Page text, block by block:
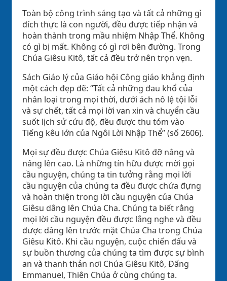
Toàn bộ công trình sáng tạo và tất cả những gì
đích thực là con người, đều được tiếp nhận và
hoàn thành trong mầu nhiệm Nhập Thể. Không
có gì bị mất. Không có gì rơi bên đường. Trong
Chúa Giêsu Kitô, tất cả đều trở nên trọn vẹn.
Sách Giáo lý của Giáo hội Công giáo khẳng định
một cách đẹp đẽ: “Tất cả những đau khổ của
nhân loại trong mọi thời, dưới ách nô lệ tội lỗi
và sự chết, tất cả mọi lời van xin và chuyển cầu
suốt lịch sử cứu độ, đều được thu tóm vào
Tiếng kêu lớn của Ngôi Lời Nhập Thể” (số 2606).
Mọi sự đều được Chúa Giêsu Kitô đỡ nâng và
nâng lên cao. Là những tín hữu được mời gọi
cầu nguyện, chúng ta tin tưởng rằng mọi lời
cầu nguyện của chúng ta đều được chứa đựng
và hoàn thiện trong lời cầu nguyện của Chúa
Giêsu dâng lên Chúa Cha. Chúng ta biết rằng
mọi lời cầu nguyện đều được lắng nghe và đều
được dâng lên trước mặt Chúa Cha trong Chúa
Giêsu Kitô. Khi cầu nguyện, cuộc chiến đấu và
sự buồn thương của chúng ta tìm được sự bình
an và thanh thản nơi Chúa Giêsu Kitô, Đấng
Emmanuel, Thiên Chúa ở cùng chúng ta.